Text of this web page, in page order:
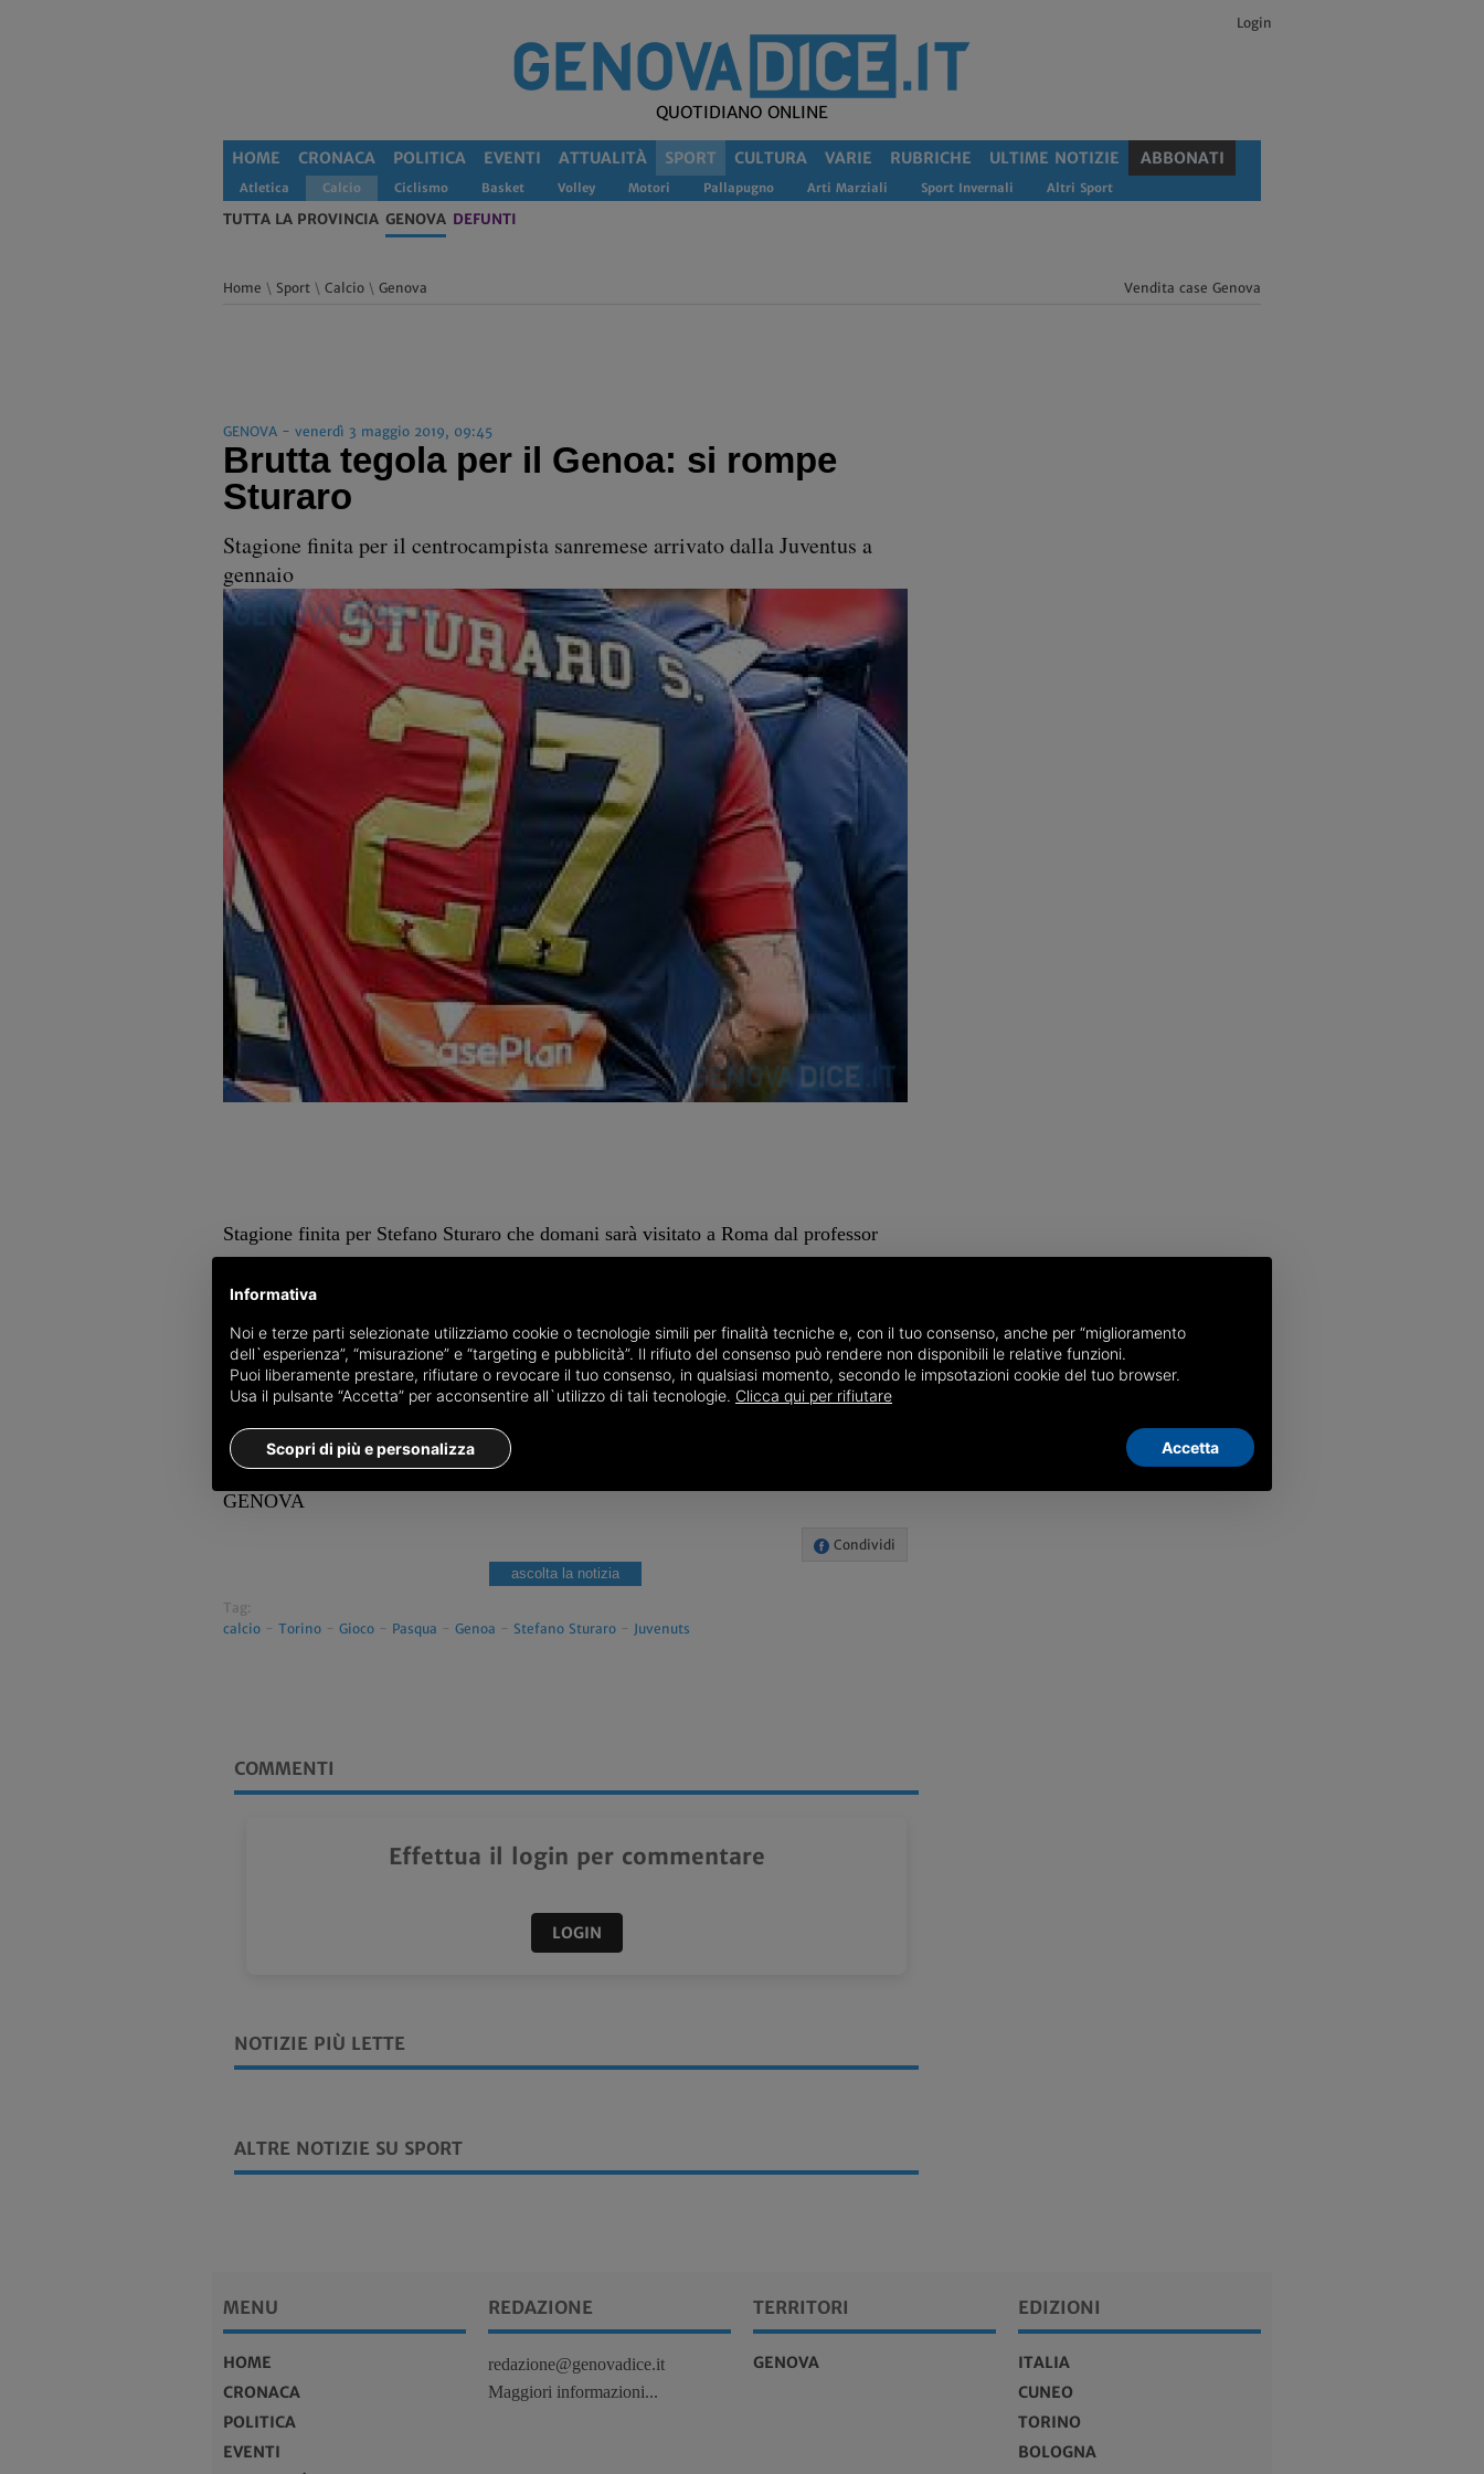
Login
QUOTIDIANO ONLINE
HOME CRONACA POLITICA EVENTI ATTUALITÀ SPORT CULTURA VARIE RUBRICHE ULTIME NOTIZIE ABBONATI
Atletica Calcio Ciclismo Basket Volley Motori Pallapugno Arti Marziali Sport Invernali Altri Sport
TUTTA LA PROVINCIA GENOVA DEFUNTI
Home \ Sport \ Calcio \ Genova Vendita case Genova
GENOVA - venerdì 3 maggio 2019, 09:45
Brutta tegola per il Genoa: si rompe
Sturaro
Stagione finita per il centrocampista sanremese arrivato dalla Juventus a
gennaio
Stagione finita per Stefano Sturaro che domani sarà visitato a Roma dal professor
crociato anteriore destro. Il centrocampista sanremese, arrivato dalla Juventus a
gennaio, si era infortunato alla vigilia di Pasqua nella sfida con il Torino quando in
uno scontro di gioco aveva subito una doppia distorsione alla gamba destra che
aveva interessato ginocchio e caviglia.
c.s.
GENOVA
Condividi
ascolta la notizia
Tag:
calcio - Torino - Gioco - Pasqua - Genoa - Stefano Sturaro - Juvenuts
COMMENTI
Effettua il login per commentare
LOGIN
NOTIZIE PIÙ LETTE
ALTRE NOTIZIE SU SPORT
MENU
HOME
CRONACA
POLITICA
EVENTI
REDAZIONE
redazione@genovadice.it
Maggiori informazioni...
TERRITORI
GENOVA
EDIZIONI
ITALIA
CUNEO
TORINO
BOLOGNA
Informativa
Noi e terze parti selezionate utilizziamo cookie o tecnologie simili per finalità tecniche e, con il tuo consenso, anche per “miglioramento
dell`esperienza”, “misurazione” e “targeting e pubblicità”. Il rifiuto del consenso può rendere non disponibili le relative funzioni.
Puoi liberamente prestare, rifiutare o revocare il tuo consenso, in qualsiasi momento, secondo le impsotazioni cookie del tuo browser.
Usa il pulsante “Accetta” per acconsentire all`utilizzo di tali tecnologie. Clicca qui per rifiutare
Scopri di più e personalizza Accetta